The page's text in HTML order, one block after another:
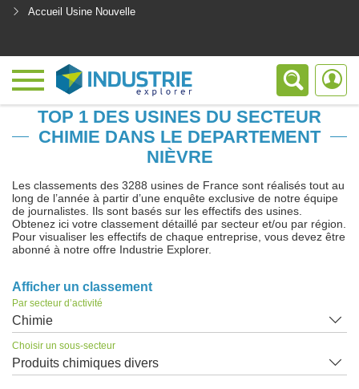
Accueil Usine Nouvelle
TOP 1 DES USINES DU SECTEUR
CHIMIE DANS LE DEPARTEMENT
NIÈVRE
Les classements des 3288 usines de France sont réalisés tout au
long de l’année à partir d’une enquête exclusive de notre équipe
de journalistes. Ils sont basés sur les effectifs des usines.
Obtenez ici votre classement détaillé par secteur et/ou par région.
Pour visualiser les effectifs de chaque entreprise, vous devez être
abonné à notre offre Industrie Explorer.
Afficher un classement
Par secteur d’activité
Chimie
Choisir un sous-secteur
Produits chimiques divers